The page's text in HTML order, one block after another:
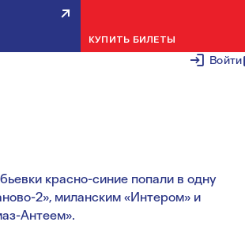
Войти
КУПИТЬ БИЛЕТЫ
СЫГРАЮТ С
ИНТЕРОМ НА
красно-синие попали в одну
2», миланским «Интером» и
Антеем».